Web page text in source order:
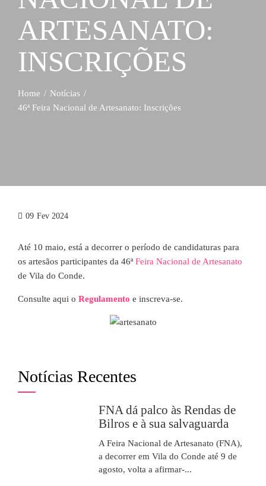
ARTESANATO:
INSCRIÇÕES
Home
Notícias
46ª Feira Nacional de Artesanato: Inscrições
09 Fev 2024
Até 10 maio, está a decorrer o período de candidaturas para
os artesãos participantes da 46ª Feira Nacional de Artesanato
de Vila do Conde.
Consulte aqui o Regulamento e inscreva-se.
Notícias Recentes
FNA dá palco às Rendas de
Bilros e à sua salvaguarda
A Feira Nacional de Artesanato (FNA),
a decorrer em Vila do Conde até 9 de
agosto, volta a afirmar-...